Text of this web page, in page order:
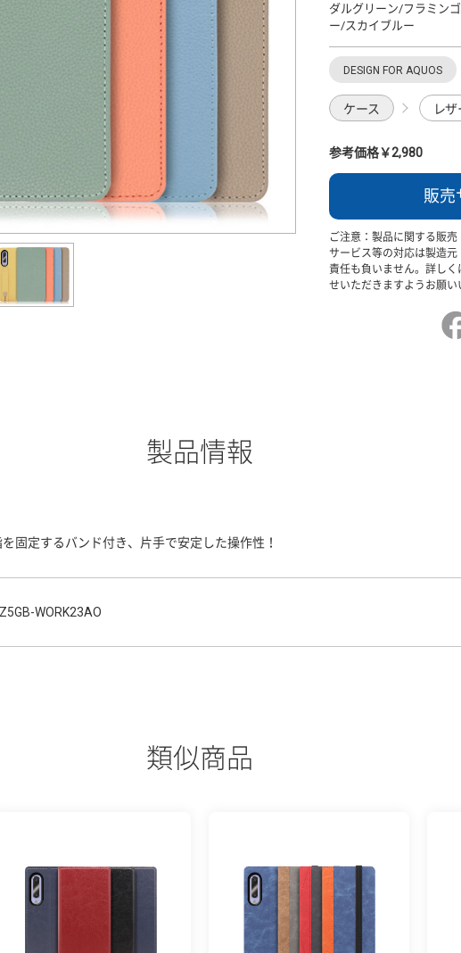
ダルグリーン/フラミン
ー/スカイブルー
DESIGN FOR AQUOS
ケース レザ
参考価格￥2,980
販売
ご注意：製品に関する販
サービス等の対応は製造
責任も負いません。詳し
せいただきますようお願い
製品情報
を固定するバンド付き、片手で安定した操作性！
WORK23AO
類似商品